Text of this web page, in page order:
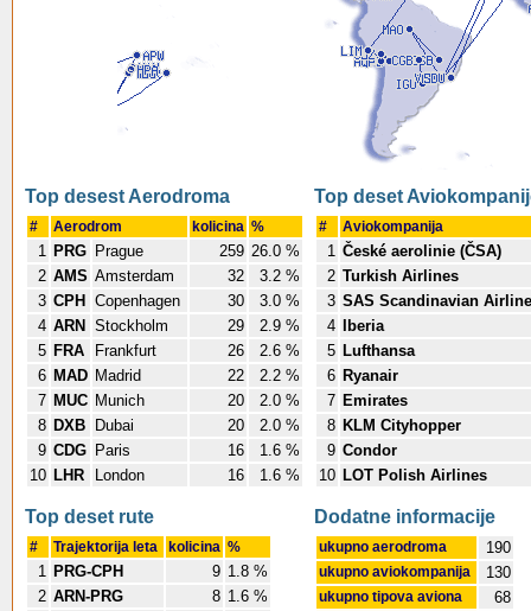
Top desest Aerodroma
# Aerodrom kolicina %
1 PRG Prague 259 26.0 %
2 AMS Amsterdam 32
3.2 %
3 CPH Copenhagen 30
3.0 %
4 ARN Stockholm 29
2.9 %
5 FRA Frankfurt 26
2.6 %
6 MAD Madrid 22
2.2 %
7 MUC Munich 20
2.0 %
8 DXB Dubai 20
2.0 %
9 CDG Paris 16
1.6 %
10 LHR London 16 1.6 %
Top deset
# Aviokompanija
1 České aerolinie (ČSA)
2 Turkish Airlines
3 SAS Scandinavian
4
Iberia
5 Lufthansa
6 Ryanair
7 Emirates
8 KLM Cityhopper
9 Condor
10 LOT Polish Airlines
Top deset rute
# Trajektorija leta kolicina %
1 PRG-CPH 9 1.8 %
2 ARN-PRG 8 1.6 %
Dodatne informacije
ukupno aerodroma 190
ukupno aviokompanija 130
ukupno tipova aviona 68